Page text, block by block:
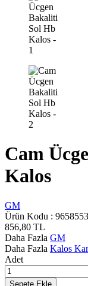
Cam
Kalos
GM
Ürün Kodu :
856,80 TL
Daha Fazla GM
Daha Fazla Kalos
Adet
Sepete Ekle